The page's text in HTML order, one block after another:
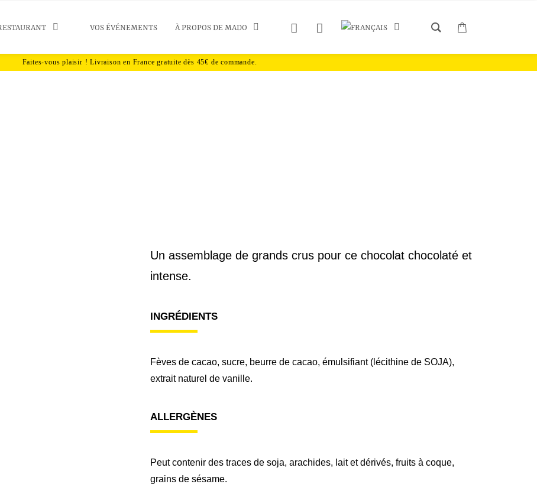
VOS ÉVÉNEMENTS À PROPOS DE MADO
Un assemblage de grands crus pour ce chocolat chocolaté et
intense.
INGRÉDIENTS
Fèves de cacao, sucre, beurre de cacao, émulsifiant (lécithine de SOJA),
extrait naturel de vanille.
ALLERGÈNES
Peut contenir des traces de soja, arachides, lait et dérivés, fruits à coque,
grains de sésame.